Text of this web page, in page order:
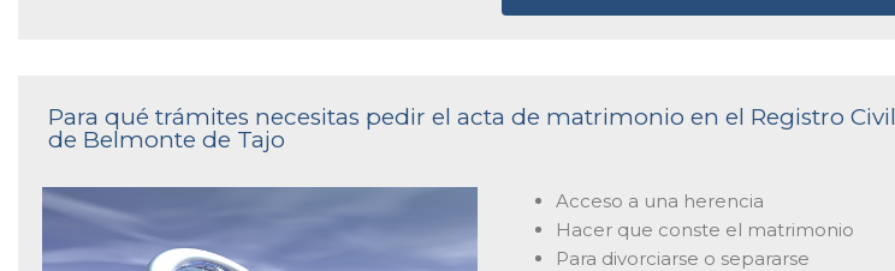
Para qué trámites necesitas pedir el acta de matrimonio en el Registro Civil
de Belmonte de Tajo
Acceso a una herencia
Hacer que conste el matrimonio
Para divorciarse o separarse